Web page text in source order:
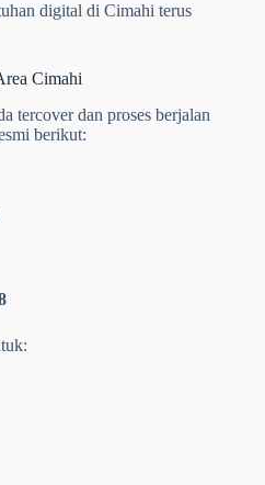
digital di Cimahi terus
Cimahi
tercover dan proses berjalan
berikut: